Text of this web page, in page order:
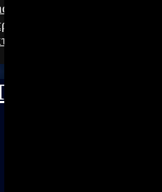
Όλες οι φώτο &
φορά, αυτό το
στην Αθήνα!